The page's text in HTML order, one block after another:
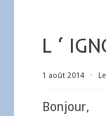
L ‘
1 août 2014 ⋅
Bonjour,